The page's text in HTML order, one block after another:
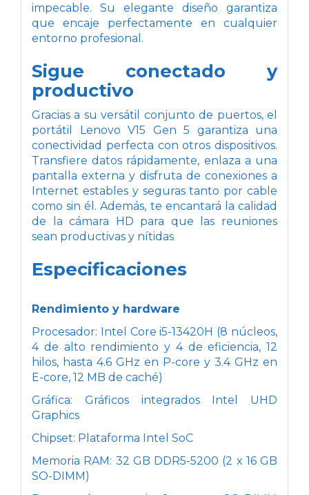
impecable. Su elegante diseño garantiza
que encaje perfectamente en cualquier
entorno profesional.
Sigue conectado y
productivo
Gracias a su versátil conjunto de puertos, el
portátil Lenovo V15 Gen 5 garantiza una
conectividad perfecta con otros dispositivos.
Transfiere datos rápidamente, enlaza a una
pantalla externa y disfruta de conexiones a
Internet estables y seguras tanto por cable
como sin él. Además, te encantará la calidad
de la cámara HD para que las reuniones
sean productivas y nítidas
Especificaciones
Rendimiento y hardware
Procesador: Intel Core i5-13420H (8 núcleos,
4 de alto rendimiento y 4 de eficiencia, 12
hilos, hasta 4.6 GHz en P-core y 3.4 GHz en
E-core, 12 MB de caché)
Gráfica: Gráficos integrados Intel UHD
Graphics
Chipset: Plataforma Intel SoC
Memoria RAM: 32 GB DDR5-5200 (2 x 16 GB
SO-DIMM)